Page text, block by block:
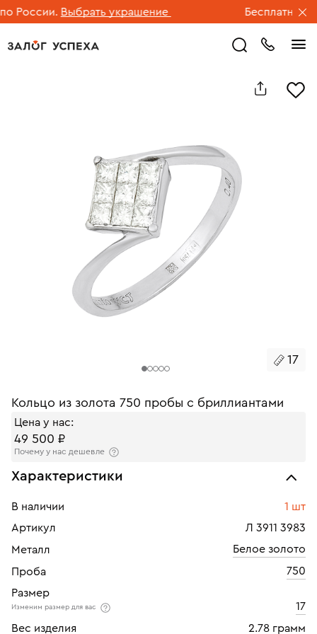
России. Выбрать украшение Бесплатная
17
Кольцо из золота 750 пробы с бриллиантами
Цена у нас:
49 500 ₽
Почему у нас дешевле
Характеристики
В наличии
1 шт
Артикул
Л 3911 3983
Металл
Белое золото
Проба
750
Размер
Изменим размер для вас
17
Вес изделия
2.78 грамм